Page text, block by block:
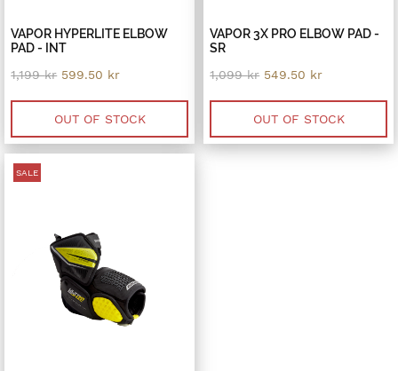
VAPOR HYPERLITE ELBOW
PAD - INT
1,199kr Original
was:
1,199 kr.
599.50 krCurrent
is:
599.50 kr.
OUT OF STOCK
VAPOR 3X PRO ELBOW PAD -
SR
1,099kr Original
was:
1,099 kr.
549.50 krCurrent
is:
549.50 kr.
OUT OF STOCK
SALE